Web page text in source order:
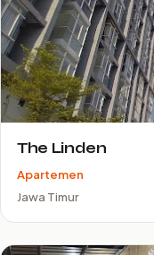
The Linden
Apartemen
Jawa Timur